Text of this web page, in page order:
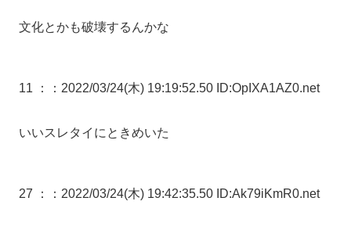
文化とかも破壊するんかな
11 ： ：2022/03/24(木) 19:19:52.50 ID:OpIXA1AZ0.net
いいスレタイにときめいた
27 ： ：2022/03/24(木) 19:42:35.50 ID:Ak79iKmR0.net